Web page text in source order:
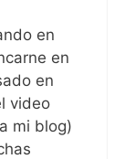
en
en
en
video
mi blog)